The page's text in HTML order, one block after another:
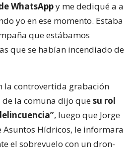
WhatsAppy me dediqué a a
yo en ese momento. Estaba
que estábamos
que se habían incendiado de
la controvertida grabación
la comuna dijo quesu rol
, luego que Jorge
Asuntos Hídricos, le informara
el sobrevuelo con un dron-